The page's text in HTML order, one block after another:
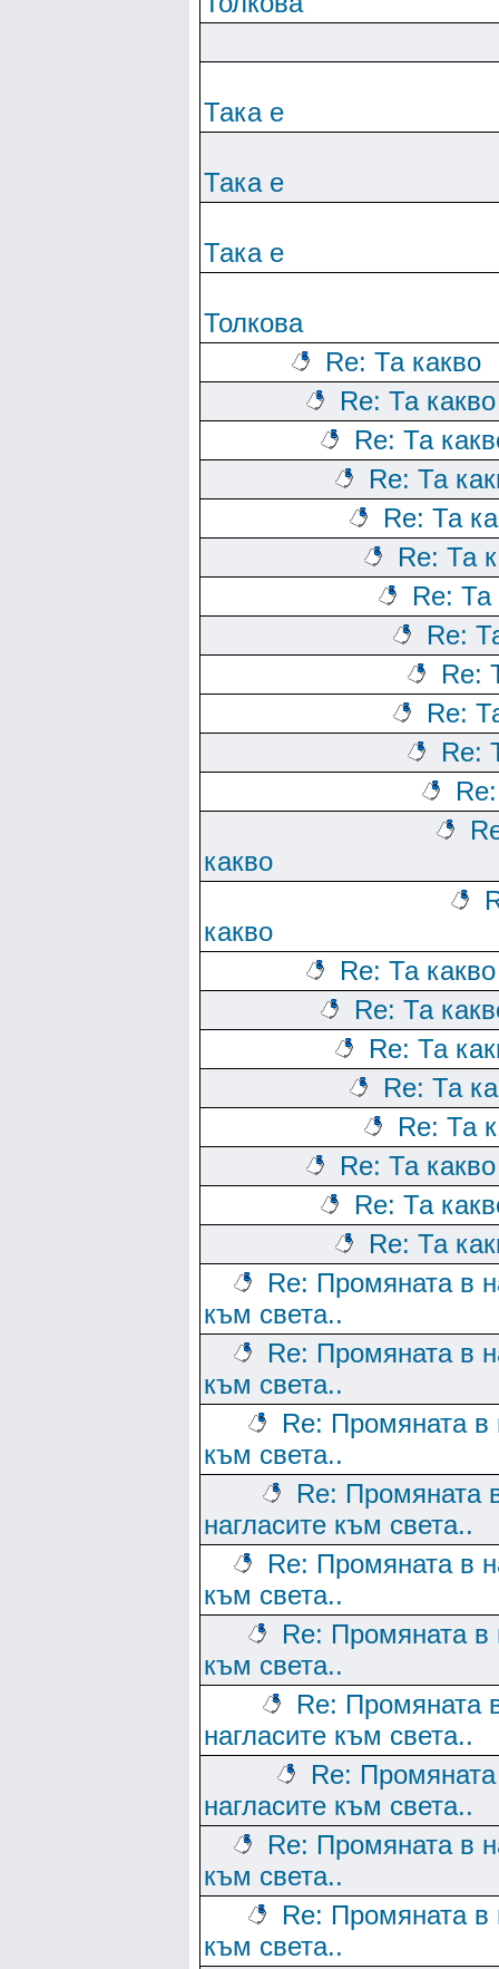
Така е
Така е
Така е
Толкова
Re: Та какво
Re: Та какво
Re: Та
Re: Та
Re: Та
Re: Та
Re: Та
Re:
Re:
Re:
Re:
какво
какво
Re: Та какво
Re: Та
Re: Та
Re: Та
Re: Та
Re: Та какво
Re: Та
Re: Та
Re: Промяната в
към света..
Re: Промяната в
към света..
Re: Промяната в
към света..
Re: Промяната
нагласите към света..
Re: Промяната в
към света..
Re: Промяната в
към света..
Re: Промяната
нагласите към света..
Re:
нагласите към света..
Re: Промяната в
към света..
Re: Промяната в
към света..